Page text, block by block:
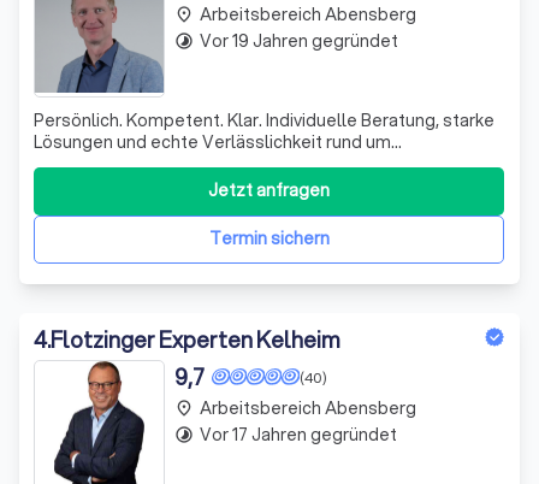
Persönlich. Kompetent. Klar. Individuelle Beratung, starke
Lösungen und echte Verlässlichkeit rund um
Versicherungen und Vorsorge. Verständlich erklärt. Klar
auf den Punkt. Einfach gut abgesichert
Termin sichern
Jetzt anfragen
place Arbeitsbereich Abensberg
timelapse Vor 19 Jahren gegründet
4.Flotzinger Experten Kelheim
(40)
9,7
place Arbeitsbereich Abensberg
timelapse Vor 17 Jahren gegründet